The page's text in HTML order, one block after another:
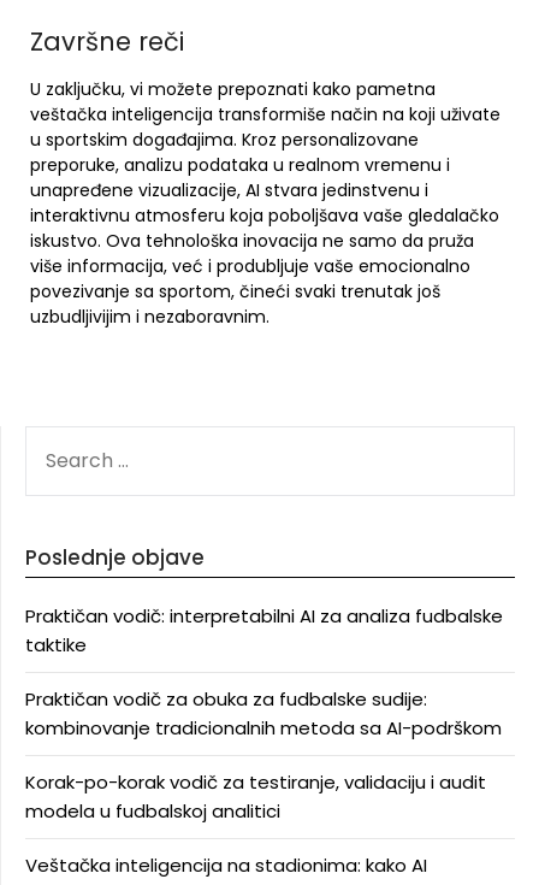
Završne reči
U zaključku, vi možete prepoznati kako pametna
veštačka inteligencija transformiše način na koji uživate
u sportskim događajima. Kroz personalizovane
preporuke, analizu podataka u realnom vremenu i
unapređene vizualizacije, AI stvara jedinstvenu i
interaktivnu atmosferu koja poboljšava vaše gledalačko
iskustvo. Ova tehnološka inovacija ne samo da pruža
više informacija, već i produbljuje vaše emocionalno
povezivanje sa sportom, čineći svaki trenutak još
uzbudljivijim i nezaboravnim.
FOR:
Poslednje objave
Praktičan vodič: interpretabilni AI za analiza fudbalske
taktike
Praktičan vodič za obuka za fudbalske sudije:
kombinovanje tradicionalnih metoda sa AI-podrškom
Korak-po-korak vodič za testiranje, validaciju i audit
modela u fudbalskoj analitici
Veštačka inteligencija na stadionima: kako AI